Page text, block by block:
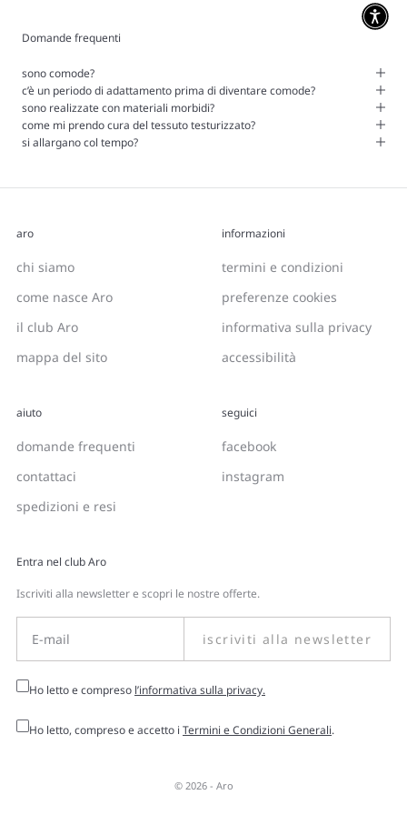
Domande frequenti
sono comode?
c’è un periodo di adattamento prima di diventare comode?
sono realizzate con materiali morbidi?
come mi prendo cura del tessuto testurizzato?
si allargano col tempo?
aro
chi siamo
come nasce Aro
il club Aro
mappa del sito
informazioni
termini e condizioni
preferenze cookies
informativa sulla privacy
accessibilità
aiuto
domande frequenti
contattaci
spedizioni e resi
seguici
facebook
instagram
Entra nel club Aro
Iscriviti alla newsletter e scopri le nostre offerte.
iscriviti alla newsletter
Ho letto e compreso l’informativa sulla privacy.
Ho letto, compreso e accetto i Termini e Condizioni Generali.
© 2026 - Aro